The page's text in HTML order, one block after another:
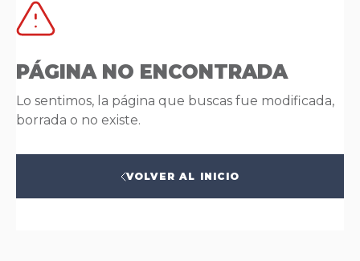
PÁGINA NO ENCONTRADA
Lo sentimos, la página que buscas fue modificada,
borrada o no existe.
VOLVER AL INICIO